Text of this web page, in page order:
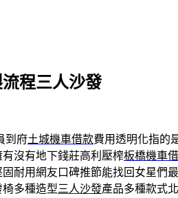
程三人沙發
到府土城機車借款費用透明化指的
沒有地下錢莊高利壓榨板橋機車
固耐用網友口碑推節能找回女星們
多種造型三人沙發產品多種款式